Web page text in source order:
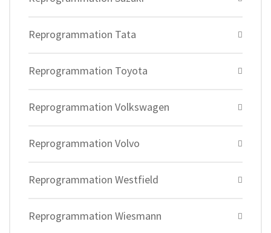
Reprogrammation Tata
Reprogrammation Toyota
Reprogrammation Volkswagen
Reprogrammation Volvo
Reprogrammation Westfield
Reprogrammation Wiesmann